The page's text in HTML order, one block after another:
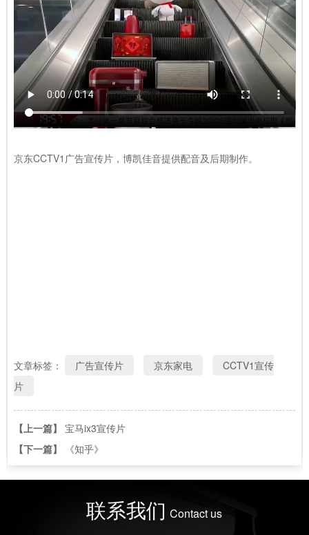
京东CCTV1广告宣传片，博凯佳音提供配音及后期制作。
文章标签： 广告宣传片 京东家电
CCTV1宣传
片
【上一篇】 宝马ix3宣传片
【下一篇】
《知乎》
联系我们 Contact us